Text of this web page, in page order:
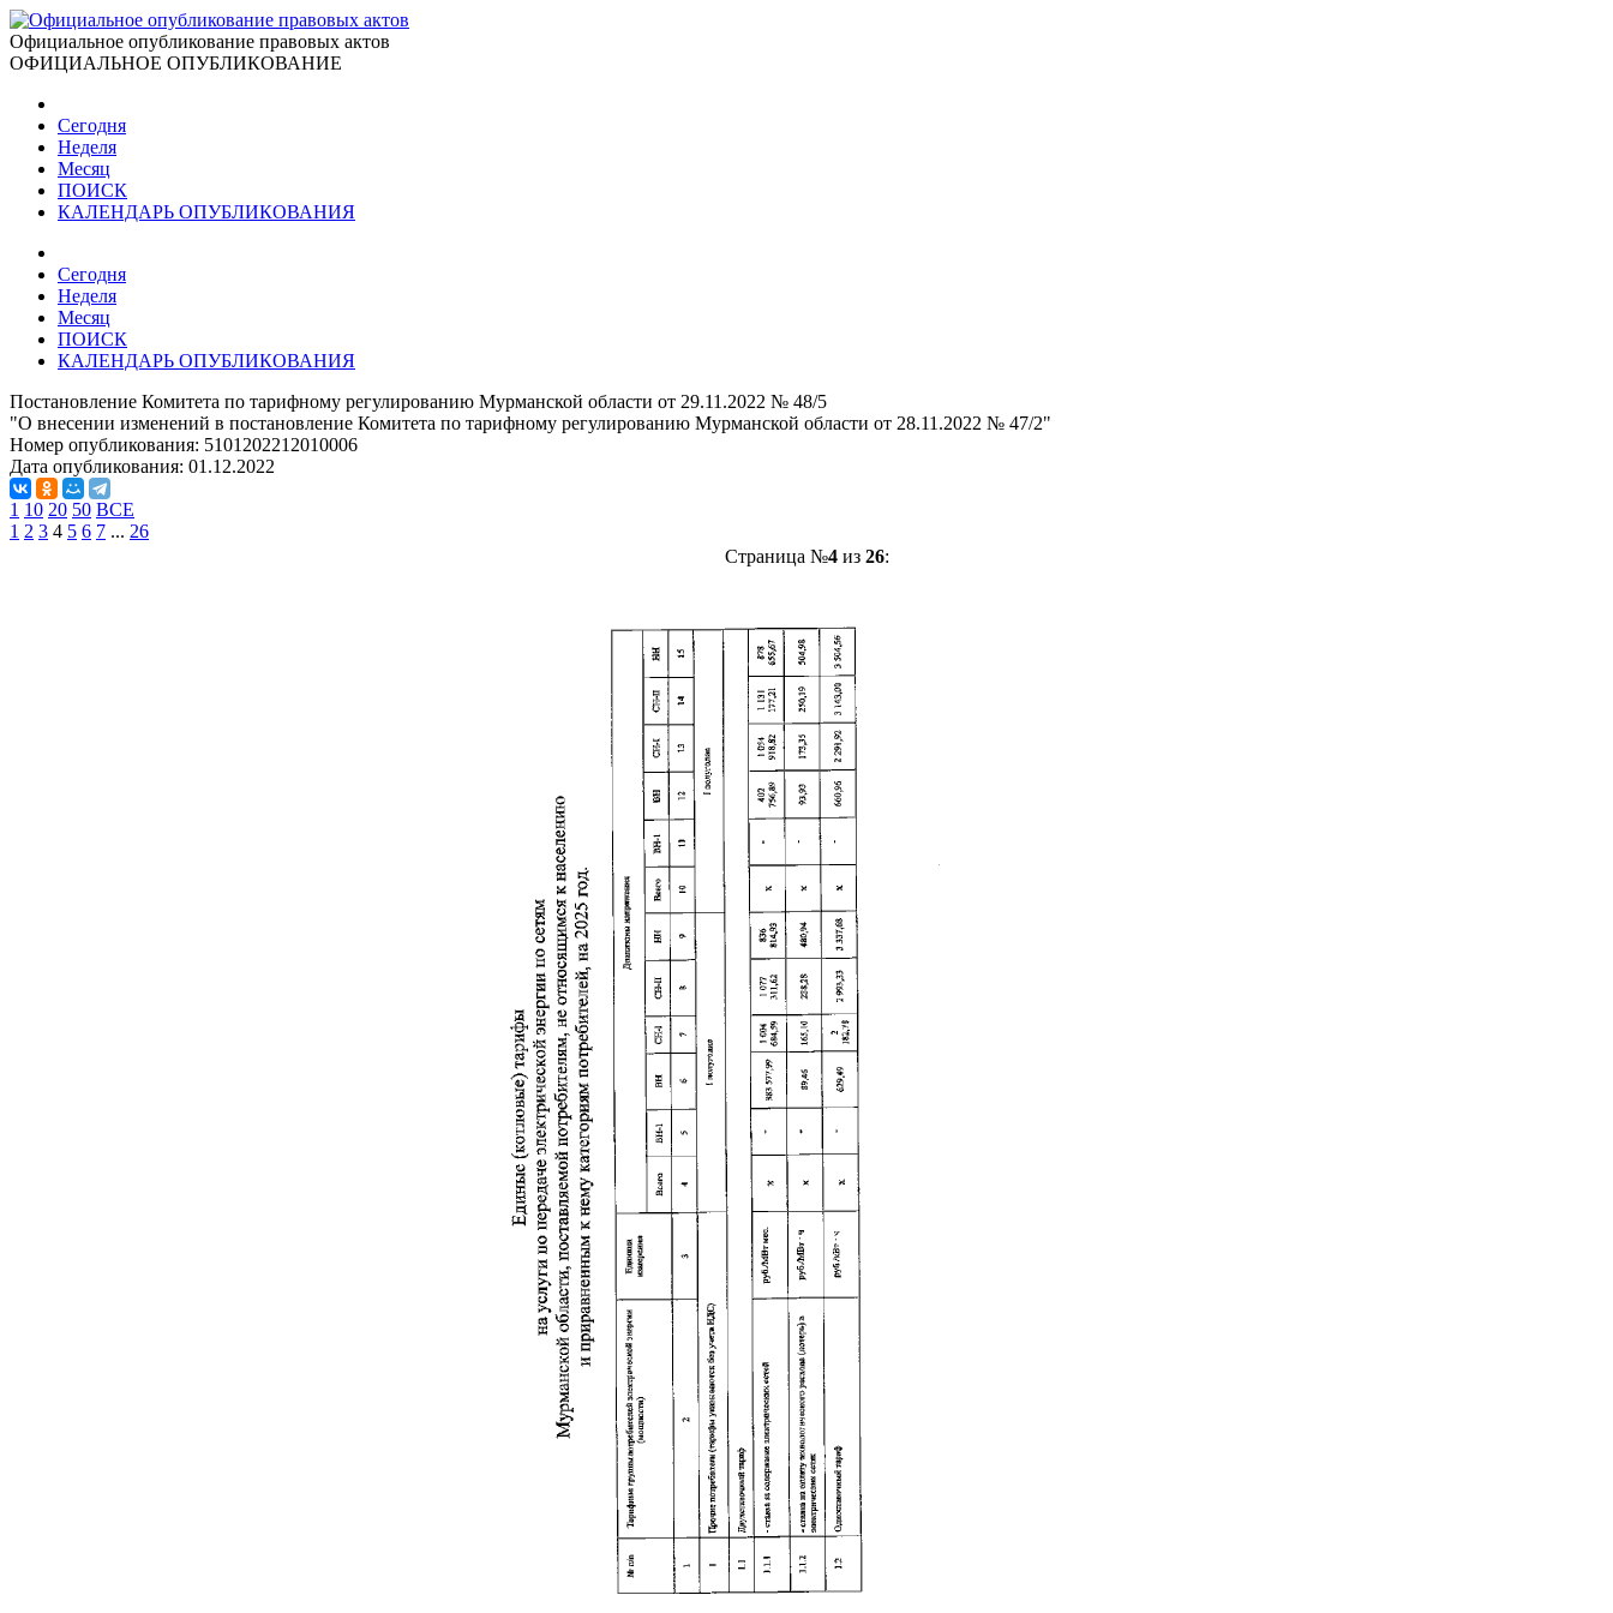
Официальное опубликование правовых актов
ОФИЦИАЛЬНОЕ ОПУБЛИКОВАНИЕ
Сегодня
Неделя
Месяц
ПОИСК
КАЛЕНДАРЬ ОПУБЛИКОВАНИЯ
Сегодня
Неделя
Месяц
ПОИСК
КАЛЕНДАРЬ ОПУБЛИКОВАНИЯ
Постановление Комитета по тарифному регулированию Мурманской области от 29.11.2022 № 48/5
"О внесении изменений в постановление Комитета по тарифному регулированию Мурманской области от 28.11.2022 № 47/2"
Номер опубликования: 5101202212010006
Дата опубликования: 01.12.2022
1 10 20 50 ВСЕ
1 2 3 4 5 6 7 ... 26
Страница №4из 26: